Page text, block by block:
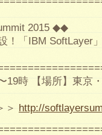
2015 ◆◆
！「IBM SoftLayer
19時 【場所】東京
＞ http://